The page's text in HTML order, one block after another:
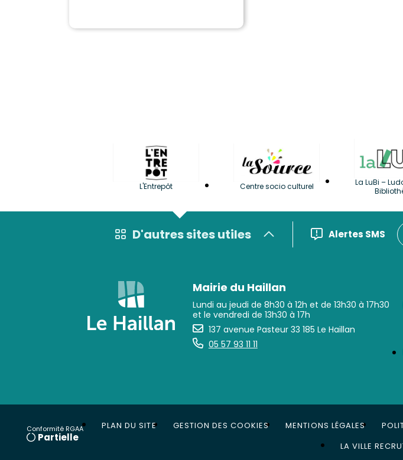
L'Entrepôt Centre socio culturel
La LuBi –
D'autres sites utiles Alertes SMS
Mairie du Haillan
Lundi au jeudi de 8h30 à 12h et de 13h30 à 17h30
et le vendredi de 13h30 à 17h
137 avenue Pasteur 33 185 Le Haillan
05 57 93 11 11
Conformité RGAA
Partielle
PLAN DU SITE GESTION DES COOKIES MENTIONS LÉGALES
LA VILLE